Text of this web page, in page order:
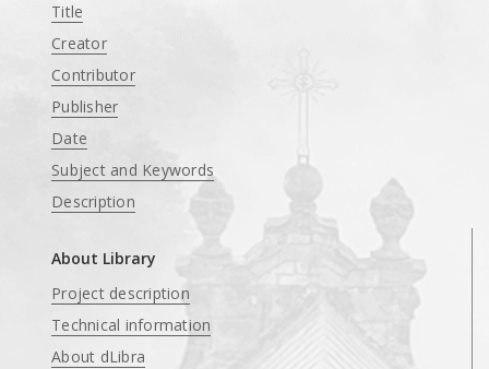
Title
Creator
Contributor
Publisher
Date
Subject and Keywords
Description
About Library
Project description
Technical information
About dLibra